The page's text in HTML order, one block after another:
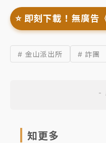
⭐️ 即刻下載！無廣告
# 金山派出所 # 詐團
知更多